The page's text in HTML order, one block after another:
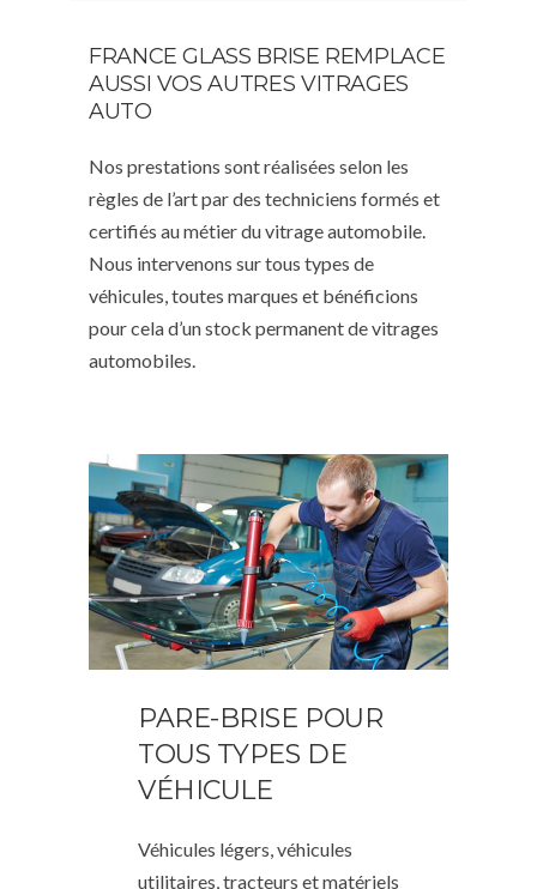
FRANCE GLASS BRISE REMPLACE
AUSSI VOS AUTRES VITRAGES
AUTO
Nos prestations sont réalisées selon les
règles de l’art par des techniciens formés et
certifiés au métier du vitrage automobile.
Nous intervenons sur tous types de
véhicules, toutes marques et bénéficions
pour cela d’un stock permanent de vitrages
automobiles.
PARE-BRISE POUR
TOUS TYPES DE
VÉHICULE
Véhicules légers, véhicules
utilitaires, tracteurs et matériels